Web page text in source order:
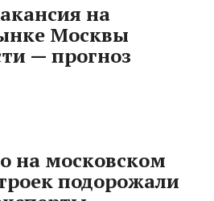
на
Москвы
— прогноз
на московском
подорожали